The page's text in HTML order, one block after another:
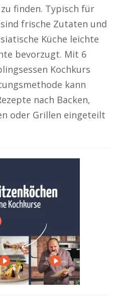
finden. Typisch für
frische Zutaten und
Küche leichte
bevorzugt. Mit 6
Kochkurs
kann
nach Backen,
oder Grillen eingeteilt